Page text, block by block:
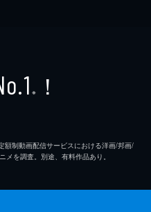
※ ！
制動画配信サービスにおける洋画/邦画/
を調査。別途、有料作品あり。